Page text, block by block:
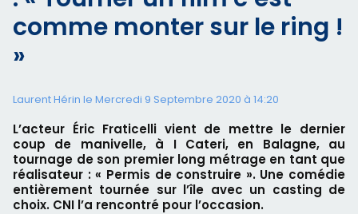
comme monter sur le ring !
»
Laurent Hérin le Mercredi 9 Septembre 2020 à 14:20
L’acteur Éric Fraticelli vient de mettre le dernier
coup de manivelle, à I Cateri, en Balagne, au
tournage de son premier long métrage en tant que
réalisateur : « Permis de construire ». Une comédie
entièrement tournée sur l’île avec un casting de
choix. CNI l’a rencontré pour l’occasion.